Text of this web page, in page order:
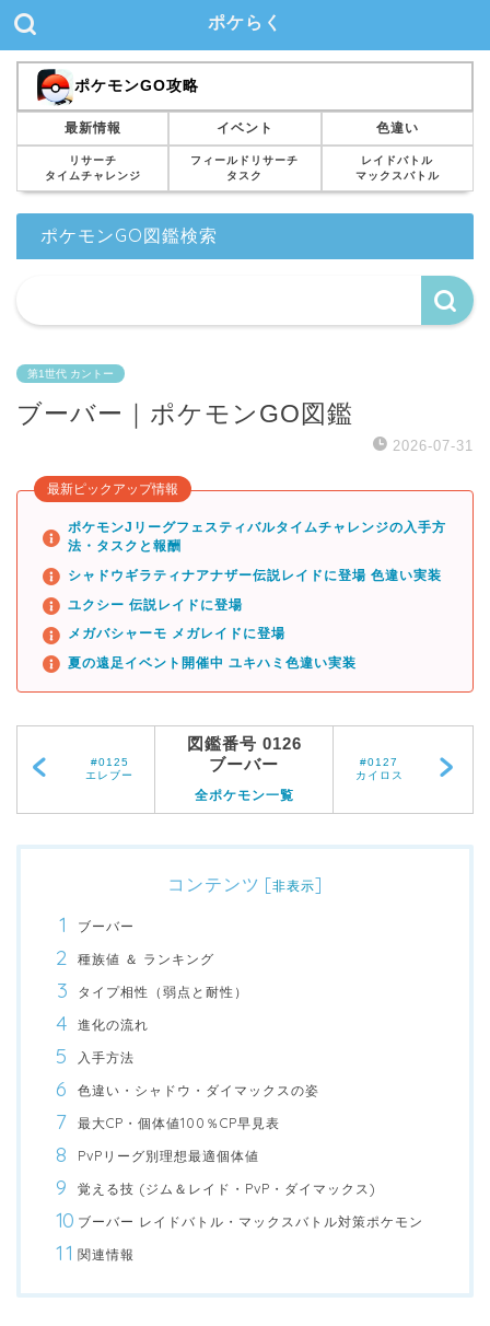
ポケらく
ポケモンGO攻略
最新情報 イベント 色違い
リサーチ
タイムチャレンジ
フィールドリサーチ
タスク
レイドバトル
マックスバトル
ポケモンGO図鑑検索
第1世代 カントー
ブーバー｜ポケモンGO図鑑
2026-07-31
最新ピックアップ情報
ポケモンJリーグフェスティバルタイムチャレンジの入手方
法・タスクと報酬
シャドウギラティナアナザー伝説レイドに登場 色違い実装
ユクシー 伝説レイドに登場
メガバシャーモ メガレイドに登場
夏の遠足イベント開催中 ユキハミ色違い実装
#0125
エレブー
図鑑番号 0126
ブーバー
全ポケモン一覧
#0127
カイロス
コンテンツ [非表示]
ブーバー
種族値 ＆ ランキング
タイプ相性（弱点と耐性）
進化の流れ
入手方法
色違い・シャドウ・ダイマックスの姿
最大CP・個体値100％CP早見表
PvPリーグ別理想最適個体値
覚える技 (ジム＆レイド・PvP・ダイマックス)
ブーバー レイドバトル・マックスバトル対策ポケモン
関連情報